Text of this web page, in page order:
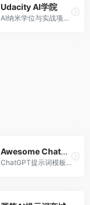
Udacity AI学院
AI纳米学位与实战项目平台，专注于职业导向学习。面向AI从业者，提供机器学习、深度学习、计算机视觉等纳米学位，项目实战性强。
Awesome ChatGPT Prompts
ChatGPT提示词模板库，专注于实用提示词收集。面向ChatGPT用户，提供提示词模板、使用场景、效果展示等资源，模板实用性强。